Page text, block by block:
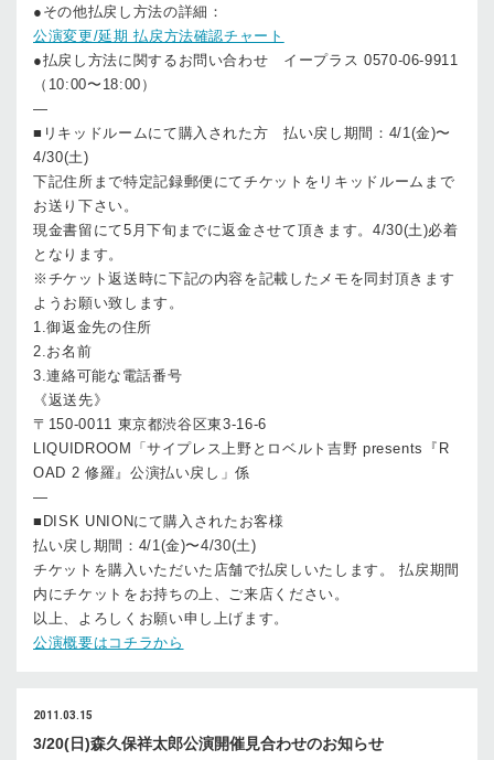
●その他払戻し方法の詳細：
公演変更/延期 払戻方法確認チャート
●払戻し方法に関するお問い合わせ イープラス 0570-06-9911
（10:00〜18:00）
—
■リキッドルームにて購入された方 払い戻し期間：4/1(金)〜
4/30(土)
下記住所まで特定記録郵便にてチケットをリキッドルームまで
お送り下さい。
現金書留にて5月下旬までに返金させて頂きます。4/30(土)必着
となります。
※チケット返送時に下記の内容を記載したメモを同封頂きます
ようお願い致します。
1.御返金先の住所
2.お名前
3.連絡可能な電話番号
《返送先》
〒150-0011 東京都渋谷区東3-16-6
LIQUIDROOM「サイプレス上野とロベルト吉野 presents『R
OAD 2 修羅』公演払い戻し」係
—
■DISK UNIONにて購入されたお客様
払い戻し期間：4/1(金)〜4/30(土)
チケットを購入いただいた店舗で払戻しいたします。 払戻期間
内にチケットをお持ちの上、ご来店ください。
以上、よろしくお願い申し上げます。
公演概要はコチラから
2011.03.15
3/20(日)森久保祥太郎公演開催見合わせのお知らせ